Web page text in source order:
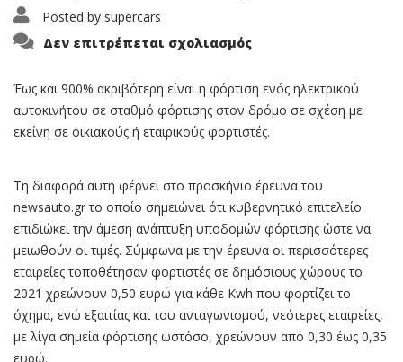
Posted by supercars
Δεν επιτρέπεται σχολιασμόςστο
Φόρτιση
σταθμό
ή
οικιακό
Έως και 900% ακριβότερη είναι η φόρτιση ενός ηλεκτρικού
αυτοκινήτου σε σταθμό φόρτισης στον δρόμο σε σχέση με
εκείνη σε οικιακούς ή εταιρικούς φορτιστές.
Τη διαφορά αυτή φέρνει στο προσκήνιο έρευνα του
newsauto.gr το οποίο σημειώνει ότι κυβερνητικό επιτελείο
επιδιώκει την άμεση ανάπτυξη υποδομών φόρτισης ώστε να
μειωθούν οι τιμές. Σύμφωνα με την έρευνα οι περισσότερες
εταιρείες τοποθέτησαν φορτιστές σε δημόσιους χώρους το
2021 χρεώνουν 0,50 ευρώ για κάθε Kwh που φορτίζει το
όχημα, ενώ εξαιτίας και του ανταγωνισμού, νεότερες εταιρείες,
με λίγα σημεία φόρτισης ωστόσο, χρεώνουν από 0,30 έως 0,35
ευρώ.